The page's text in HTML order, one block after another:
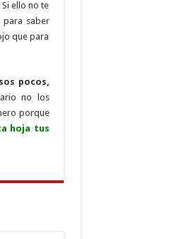
ello no te
para saber
que para
pocos,
no los
porque
hoja tus